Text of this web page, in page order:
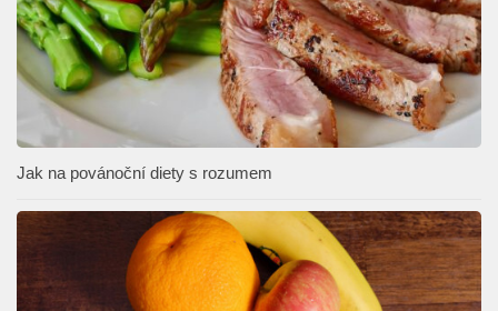
Jak na povánoční diety s rozumem